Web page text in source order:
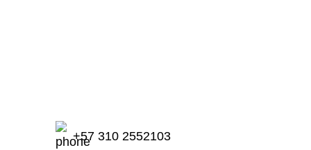
+57 310 2552103